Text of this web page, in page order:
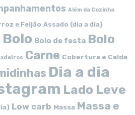
Além da Cozinha
e Feijão Assado (dia a dia)
Bolo Bolo de festa Bolo
Carne Cobertura e Calda
Dia a dia
Lado Leve
Low carb Massa Massa e